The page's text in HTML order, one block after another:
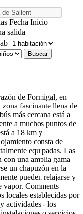
Fecha Inicio
salida
Buscar
de Formigal, en
fascinante llena de
más cercana está a
a muchos puntos de
a 18 km y
consta de
equipadas. Las
con una amplia gama
un chapuzón en la
pueden relajarse y
vapor. Comments
locales establecidas por
actividades - los